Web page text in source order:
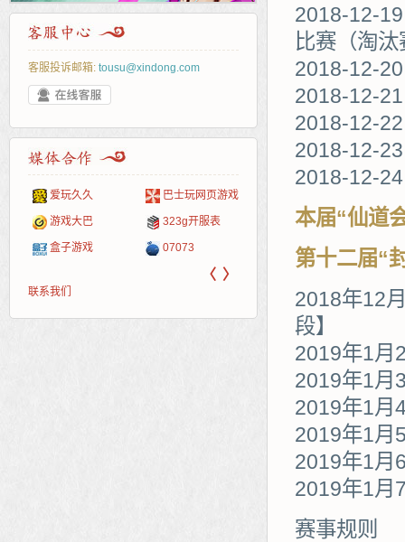
客服投诉邮箱: tousu@xindong.com
爱玩久久 巴士玩网页游戏
游戏大巴 323g开服表
盒子游戏 07073
腾讯游戏 新浪
新浪页游 网易
pcgame 中华网
Cwan
游侠网页游戏 40407
5617网游网 一游网
斗蟹网页游戏 游戏
4q5q游戏
〈 〉
联系我们
2018-12-
比赛（淘
2018-12-
2018-12-
2018-12-
2018-12-
2018-12-
本届“仙道
第十二届“
2018年12
段】
2019年1月
2019年1月
2019年1月
2019年1月
2019年1月
2019年1月
赛事规则